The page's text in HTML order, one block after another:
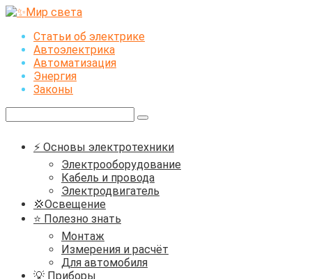
Перейти
контентуСтатьи об электрике
Автоэлектрика
Автоматизация
Энергия
Законы
⚡ Основы электротехники
Электрооборудование
Кабель и провода
Электродвигатель
💢Освещение
⭐ Полезно знать
Монтаж
Измерения и расчёт
Для автомобиля
💡 Приборы